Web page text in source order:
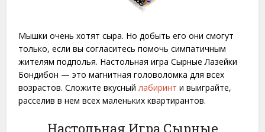
Мышки очень хотят сыра. Но добыть его они смогут
только, если вы согласитесь помочь симпатичным
жителям подполья. Настольная игра Сырные Лазейки
Бондибон — это магнитная головоломка для всех
возрастов. Сложите вкусный лабиринт и выиграйте,
расселив в нем всех маленьких квартирантов.
Настольная Игра Сырные